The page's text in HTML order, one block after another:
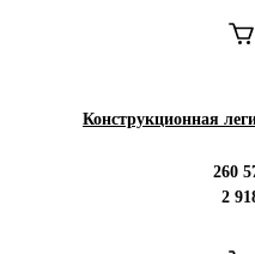
Конструкционная
260
2